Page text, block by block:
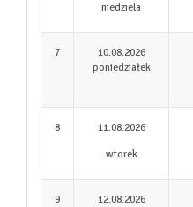
niedziela
7
10.08.2026
poniedziałek
8
11.08.2026
wtorek
9
12.08.2026